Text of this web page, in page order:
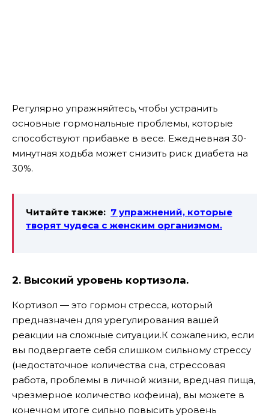
Регулярно упражняйтесь, чтобы устранить
основные гормональные проблемы, которые
способствуют прибавке в весе. Ежедневная 30-
минутная ходьба может снизить риск диабета на
30%.
Читайте также: 7 упражнений, которые
творят чудеса с женским организмом.
2. Высокий уровень кортизола.
Кортизол — это гормон стресса, который
предназначен для урегулирования вашей
реакции на сложные ситуации.К сожалению, если
вы подвергаете себя слишком сильному стрессу
(недостаточное количества сна, стрессовая
работа, проблемы в личной жизни, вредная пища,
чрезмерное количество кофеина), вы можете в
конечном итоге сильно повысить уровень